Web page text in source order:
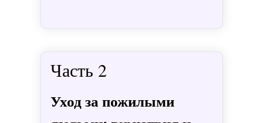
Уход за пожилыми
Часть 2